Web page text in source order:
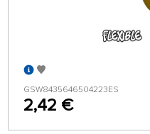
GSW8435646504223ES
2,42 €